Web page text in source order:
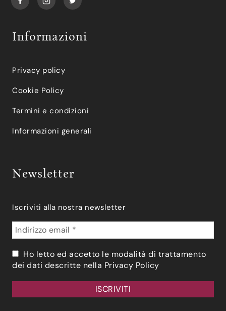
Informazioni
Privacy policy
Cookie Policy
Termini e condizioni
Informazioni generali
Newsletter
Iscriviti alla nostra newsletter
Ho letto ed accetto le modalità di trattamento
dei dati descritte nella Privacy Policy